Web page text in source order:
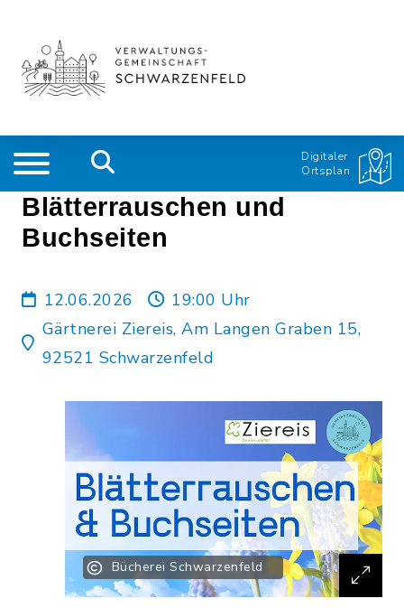
Digitaler
Ortsplan
Blätterrauschen und
Buchseiten
12.06.2026
19:00 Uhr
Gärtnerei Ziereis, Am Langen Graben 15,
92521 Schwarzenfeld
Bücherei Schwarzenfeld